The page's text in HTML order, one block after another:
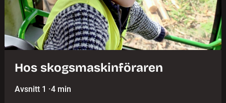
Hos skogsmaskinföraren
Avsnitt 1 ·4 min